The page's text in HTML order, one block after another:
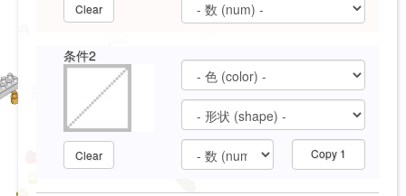
Clear
条件2
Clear Copy 1